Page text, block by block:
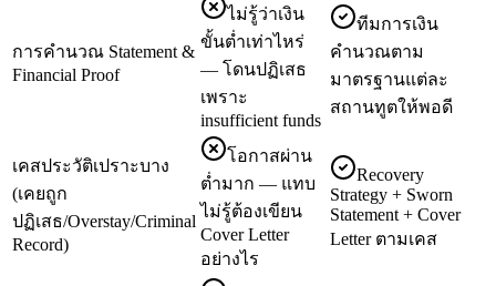
การคำนวณ Statement &
Financial Proof
ไม่รู้ว่าเงิน
ขั้นต่ำเท่าไหร่
— โดนปฏิเสธ
เพราะ
insufficient funds
ทีมการเงิน
คำนวณตาม
มาตรฐานแต่ละ
สถานทูตให้พอดี
เคสประวัติเปราะบาง
(เคยถูก
ปฏิเสธ/Overstay/Criminal
Record)
โอกาสผ่าน
ต่ำมาก — แทบ
ไม่รู้ต้องเขียน
Cover Letter
อย่างไร
Recovery
Strategy + Sworn
Statement + Cover
Letter ตามเคส